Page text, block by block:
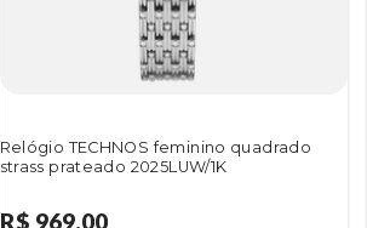
Relógio TECHNOS feminino quadrado
strass prateado 2025LUW/1K
R$ 969,00